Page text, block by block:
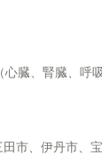
臓、腎臓、
市、伊丹市、